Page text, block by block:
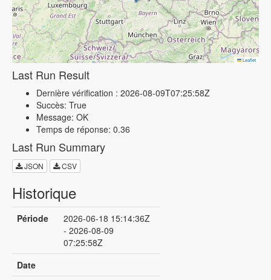
Leaflet
Last Run Result
Dernière vérification : 2026-08-09T07:25:58Z
Succès: True
Message: OK
Temps de réponse: 0.36
Last Run Summary
JSON CSV
Historique
Période
2026-06-18 15:14:36Z
- 2026-08-09
07:25:58Z
Date